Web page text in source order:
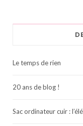
Le temps de rien
20 ans de blog !
Sac ordinateur cuir :